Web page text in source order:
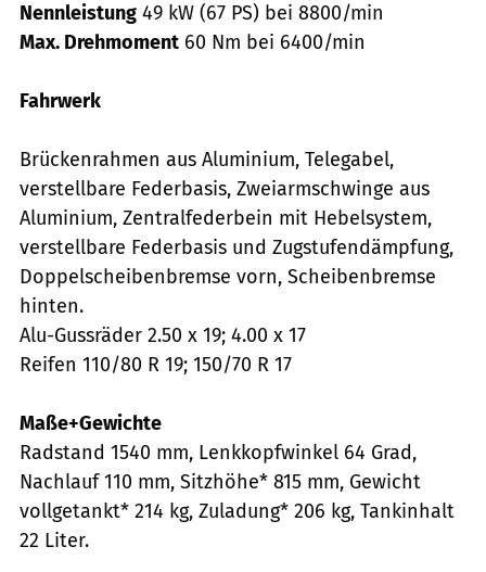
Nennleistung 49 kW (67 PS) bei 8800/min
Max. Drehmoment 60 Nm bei 6400/min
Fahrwerk
Brückenrahmen aus Aluminium, Telegabel,
verstellbare Federbasis, Zweiarmschwinge aus
Aluminium, Zentralfederbein mit Hebelsystem,
verstellbare Federbasis und Zugstufendämpfung,
Doppelscheibenbremse vorn, Scheibenbremse
hinten.
Alu-Gussräder 2.50 x 19; 4.00 x 17
Reifen 110/80 R 19; 150/70 R 17
Maße+Gewichte
Radstand 1540 mm, Lenkkopfwinkel 64 Grad,
Nachlauf 110 mm, Sitzhöhe* 815 mm, Gewicht
vollgetankt* 214 kg, Zuladung* 206 kg, Tankinhalt
22 Liter.